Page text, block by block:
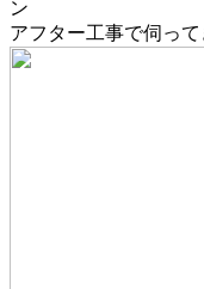
ン
アフター工事で伺って